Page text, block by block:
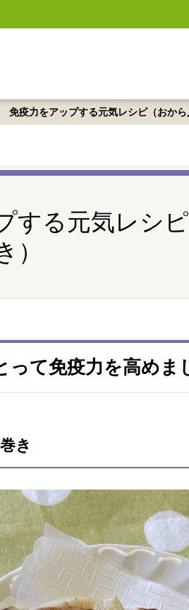
免疫力をアップする元気レシピ（おから
する元気レシ
）
って免疫力を高めま
き